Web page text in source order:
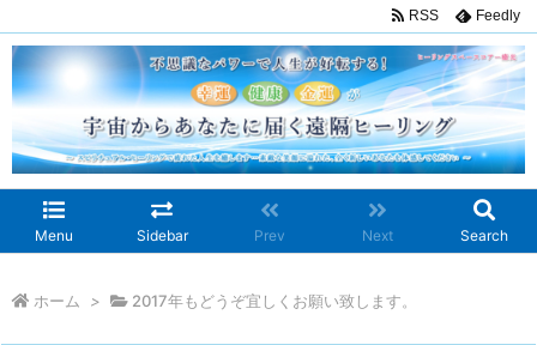
Menu Sidebar Prev Next Search
RSS Feedly
ホーム > 2017年もどうぞ宜しくお願い致します。